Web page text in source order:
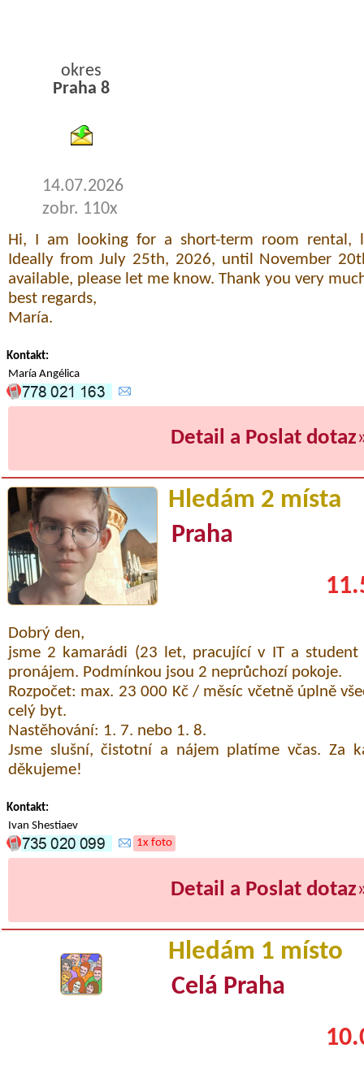
okres
Praha 8
14.07.2026
zobr. 110x
Hi, I am looking for a short-term room rental,
Ideally from July 25th, 2026, until November
available, please let me know. Thank you very
best regards,
María.
Kontakt:
María Angélica
Detail a Poslat dotaz
Hledám 2 místa
Praha
Dobrý den,
jsme 2 kamarádi (23 let, pracující v IT a student
pronájem. Podmínkou jsou 2 neprůchozí pokoje.
Rozpočet: max. 23 000 Kč / měsíc včetně úplně
celý byt.
Nastěhování: 1. 7. nebo 1. 8.
Jsme slušní, čistotní a nájem platíme včas. Za
děkujeme!
Kontakt:
Ivan Shestiaev
1x foto
Detail a Poslat dotaz
Hledám 1 místo
Celá Praha